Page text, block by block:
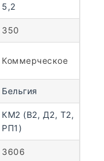
5,2
350
Коммерческое
Бельгия
КМ2 (В2, Д2, Т2,
РП1)
3606